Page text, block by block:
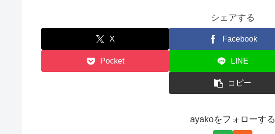
シェアする
X Facebook
Pocket LINE
コピー
ayakoをフォローする